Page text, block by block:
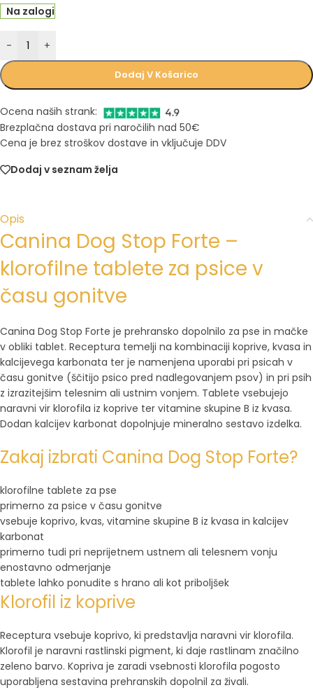
Na zalogi
- +
Dodaj V Košarico
Ocena naših strank:
Brezplačna dostava pri naročilih nad 50€
Cena je brez stroškov dostave in vključuje DDV
Dodaj v seznam želja
Opis
Canina Dog Stop Forte –
klorofilne tablete za psice v
času gonitve
Canina Dog Stop Forte je prehransko dopolnilo za pse in mačke
v obliki tablet. Receptura temelji na kombinaciji koprive, kvasa in
kalcijevega karbonata ter je namenjena uporabi pri psicah v
času gonitve (ščitijo psico pred nadlegovanjem psov) in pri psih
z izrazitejšim telesnim ali ustnim vonjem. Tablete vsebujejo
naravni vir klorofila iz koprive ter vitamine skupine B iz kvasa.
Dodan kalcijev karbonat dopolnjuje mineralno sestavo izdelka.
Zakaj izbrati Canina Dog Stop Forte?
klorofilne tablete za pse
primerno za psice v času gonitve
vsebuje koprivo, kvas, vitamine skupine B iz kvasa in kalcijev
karbonat
primerno tudi pri neprijetnem ustnem ali telesnem vonju
enostavno odmerjanje
tablete lahko ponudite s hrano ali kot priboljšek
Klorofil iz koprive
Receptura vsebuje koprivo, ki predstavlja naravni vir klorofila.
Klorofil je naravni rastlinski pigment, ki daje rastlinam značilno
zeleno barvo. Kopriva je zaradi vsebnosti klorofila pogosto
uporabljena sestavina prehranskih dopolnil za živali.